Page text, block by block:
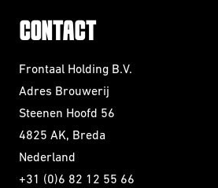
CONTACT
Frontaal Holding B.V.
Adres Brouwerij
Steenen Hoofd 56
4825 AK, Breda
Nederland
+31 (0)6 82 12 55 66